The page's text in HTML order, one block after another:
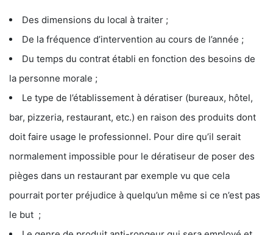
Des dimensions du local à traiter ;
De la fréquence d’intervention au cours de l’année ;
Du temps du contrat établi en fonction des besoins de
la personne morale ;
Le type de l’établissement à dératiser (bureaux, hôtel,
bar, pizzeria, restaurant, etc.) en raison des produits dont
doit faire usage le professionnel. Pour dire qu’il serait
normalement impossible pour le dératiseur de poser des
pièges dans un restaurant par exemple vu que cela
pourrait porter préjudice à quelqu’un même si ce n’est pas
le but ;